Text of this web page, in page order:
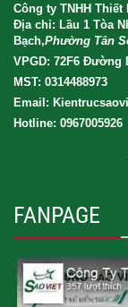
Công ty TNHH
Địa chỉ: Lầu 1 Tòa
Bạch,Phường Tân
VPGD: 72F6 Đường
MST: 0314488973
Email:
Hotline: 0967005926
FANPAGE